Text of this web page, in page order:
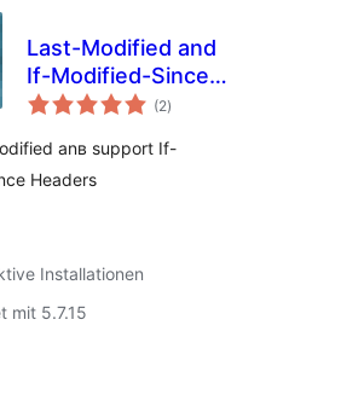
Last-Modified and
If-Modified-Since
Headers
(2Bewertungen
insgesamt
)
anв support If-
Headers
Installationen
mit 5.7.15